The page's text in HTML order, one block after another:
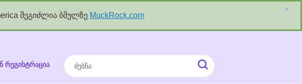
შეგიძლია ბმულზე MuckRock.com
×
ძებნა
ძიეების
რეგისტრაცია